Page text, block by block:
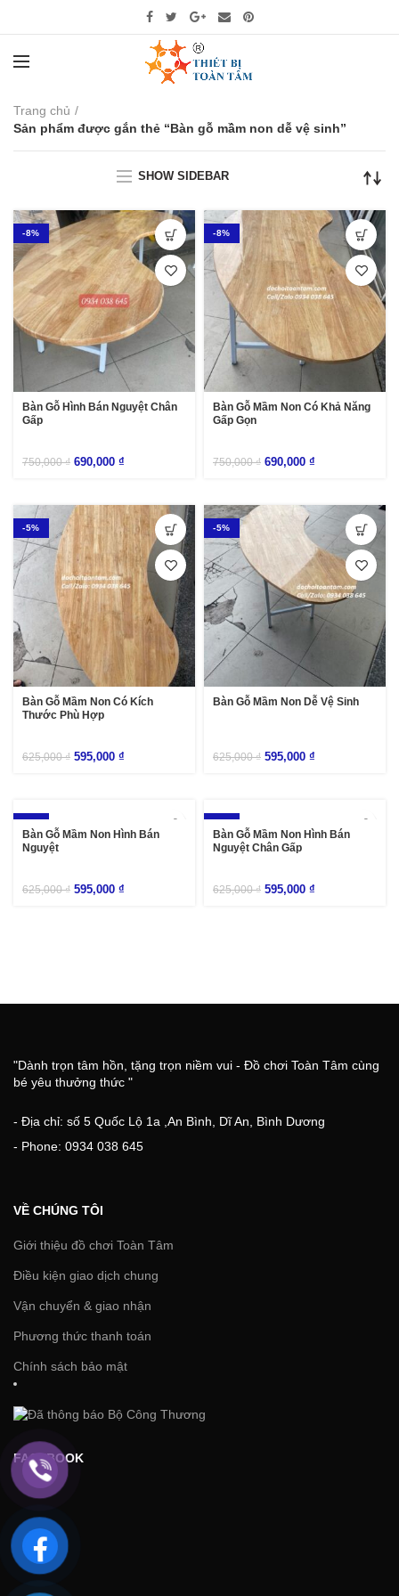
Trang chủ
Sản phẩm được gắn thẻ “Bàn gỗ mầm non dễ vệ sinh”
SHOW SIDEBAR
-8%
Bàn Gỗ Hình Bán Nguyệt Chân
Gấp
750,000₫ 690,000 ₫
-8%
Bàn Gỗ Mầm Non Có Khả Năng
Gấp Gọn
750,000₫ 690,000 ₫
-5%
Bàn Gỗ Mầm Non Có Kích
Thước Phù Hợp
625,000₫ 595,000 ₫
-5%
Bàn Gỗ Mầm Non Dễ Vệ Sinh
625,000₫ 595,000 ₫
-5%
Bàn Gỗ Mầm Non Hình Bán
Nguyệt
625,000₫ 595,000 ₫
-5%
Bàn Gỗ Mầm Non Hình Bán
Nguyệt Chân Gấp
625,000₫ 595,000 ₫
"Dành trọn tâm hồn, tặng trọn niềm vui - Đồ chơi Toàn Tâm cùng
bé yêu thưởng thức "
- Địa chỉ: số 5 Quốc Lộ 1a ,An Bình, Dĩ An, Bình Dương
- Phone: 0934 038 645
VỀ CHÚNG TÔI
Giới thiệu đồ chơi Toàn Tâm
Điều kiện giao dịch chung
Vận chuyển & giao nhận
Phương thức thanh toán
Chính sách bảo mật
FACEBOOK